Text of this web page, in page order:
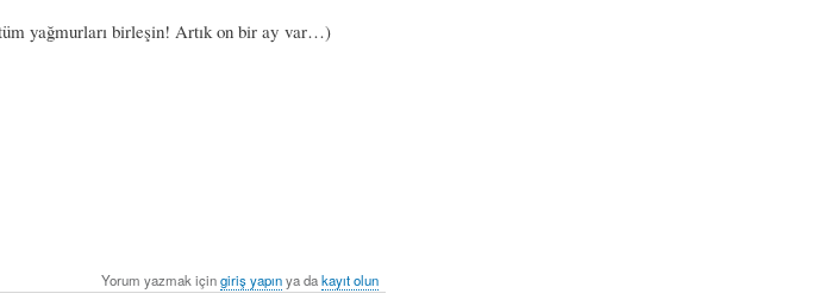
yağmurları birleşin! Artık on bir ay var…)
Yorum yazmak içingiriş yapınya dakayıt olun